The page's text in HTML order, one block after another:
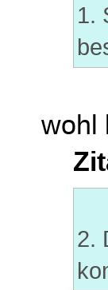
1.
wohl
2.